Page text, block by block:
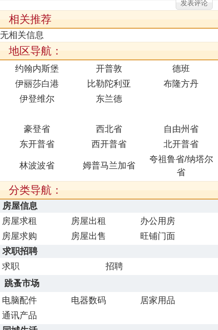
相关推荐
无相关信息
地区导航：
约翰内斯堡 开普敦
德班
伊丽莎白港
比勒陀利亚
布隆方丹
伊登维尔
东兰德
豪登省 西北省
自由州省
东开普省
西开普省 北开普省
林波波省 姆普马兰加省
夸祖鲁省/纳塔尔
省
分类导航：
房屋信息
房屋求租
房屋出租
办公用房
房屋求购
房屋出售
旺铺门面
求职招聘
求职
招聘
跳蚤市场
电脑配件
电器数码
居家用品
通讯产品